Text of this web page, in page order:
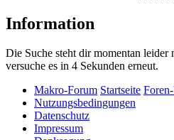
Information
Die Suche steht dir momentan
versuche es in 4 Sekunden erneut.
Makro-Forum Startseite
Nutzungsbedingungen
Datenschutz
Impressum